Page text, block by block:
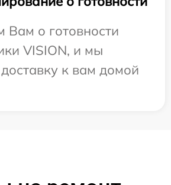
о готовности
VISION, и мы
к вам домой